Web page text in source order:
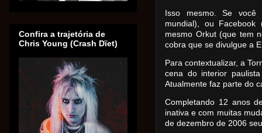
Isso mesmo. Se você
mundial), ou
mesmo Orkut (que tem
cobra que se divulgue a
Para contextualizar, a
cena do interior
Atualmente faz parte do
Completando 12 anos
inativa e com muitas
de dezembro de 2006
Confira a trajetória de
Chris Young (Crash Dïet)